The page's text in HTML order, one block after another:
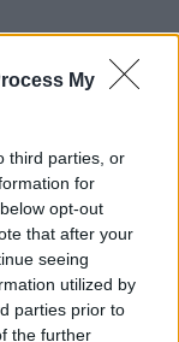
My
third parties, or
for
opt-out
that after your
seeing
utilized by
parties prior to
the further